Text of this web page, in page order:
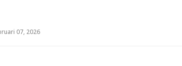
07, 2026